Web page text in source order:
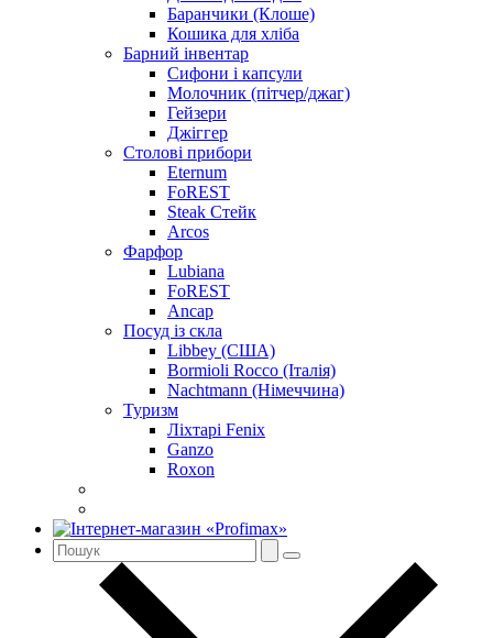
Баранчики (Клоше)
Кошика для хліба
Барний інвентар
Сифони і капсули
Молочник (пітчер/джаг)
Гейзери
Джіггер
Столові прибори
Eternum
FoREST
Steak Стейк
Arcos
Фарфор
Lubiana
FoREST
Ancap
Посуд із скла
Libbey (США)
Bormioli Rocco (Італія)
Nachtmann (Німеччина)
Туризм
Ліхтарі Fenix
Ganzo
Roxon